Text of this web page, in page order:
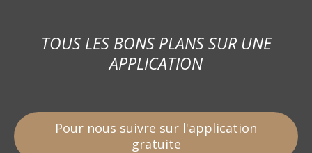
TOUS LES BONS PLANS SUR UNE
APPLICATION
Pour nous suivre sur l'application
gratuite